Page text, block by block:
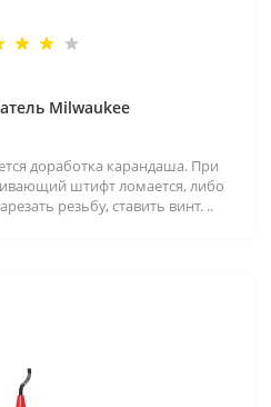
Milwaukee
доработка карандаша. При
штифт ломается, либо
резьбу, ставить винт. ..